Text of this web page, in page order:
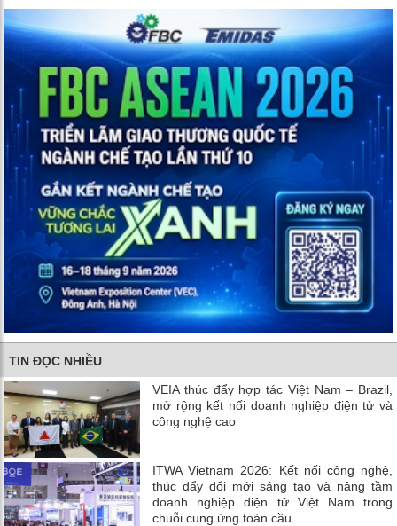
TIN ĐỌC NHIỀU
VEIA thúc đẩy hợp tác Việt Nam – Brazil,
mở rộng kết nối doanh nghiệp điện tử và
công nghệ cao
ITWA Vietnam 2026: Kết nối công nghệ,
thúc đẩy đổi mới sáng tạo và nâng tầm
doanh nghiệp điện tử Việt Nam trong
chuỗi cung ứng toàn cầu